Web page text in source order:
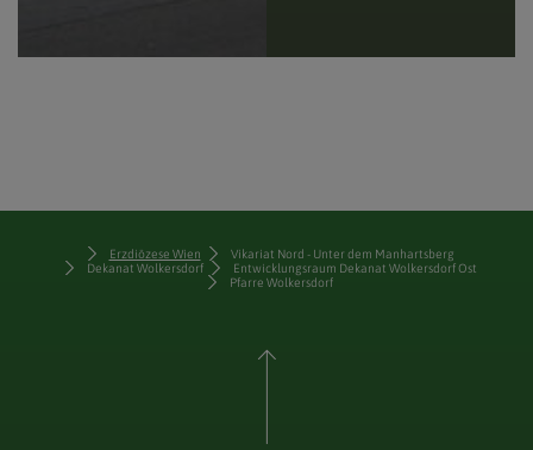
Erzdiözese Wien
Vikariat Nord - Unter dem Manhartsberg
Dekanat Wolkersdorf
Entwicklungsraum Dekanat Wolkersdorf Ost
Pfarre Wolkersdorf